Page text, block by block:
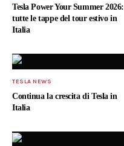
Tesla Power Your Summer 2026:
tutte le tappe del tour estivo in
Italia
TESLA NEWS
Continua la crescita di Tesla in
Italia